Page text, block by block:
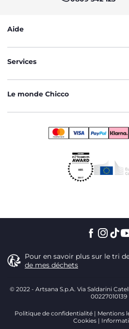
Aide
Services
Le monde Chicco
Pour en savoir plus sur le tri
de mes déchets
© 2022 - Artsana S.p.A. Via Saldarini
00227010139
Politique de confidentialité Mentions
Cookies